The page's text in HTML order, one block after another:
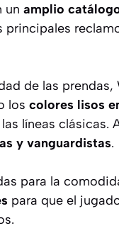
un amplio
principales
de las
los colores lisos
líneas
y vanguardistas.
para la
para que el